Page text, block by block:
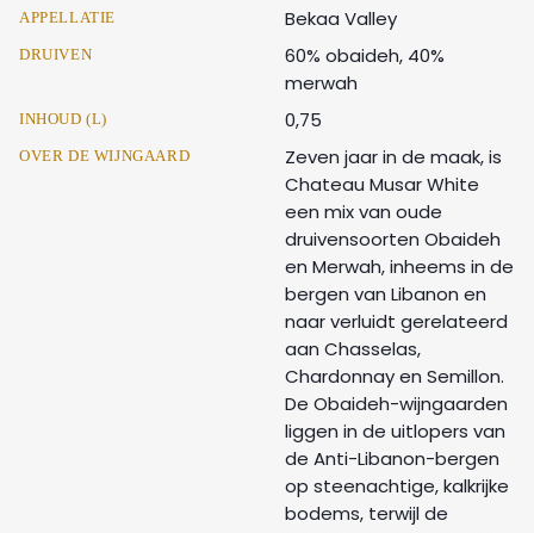
APPELLATIE Bekaa Valley
DRUIVEN
60% obaideh, 40%
merwah
INHOUD (L) 0,75
OVER DE WIJNGAARD
Zeven jaar in de maak, is
Chateau Musar White
een mix van oude
druivensoorten Obaideh
en Merwah, inheems in de
bergen van Libanon en
naar verluidt gerelateerd
aan Chasselas,
Chardonnay en Semillon.
De Obaideh-wijngaarden
liggen in de uitlopers van
de Anti-Libanon-bergen
op steenachtige, kalkrijke
bodems, terwijl de